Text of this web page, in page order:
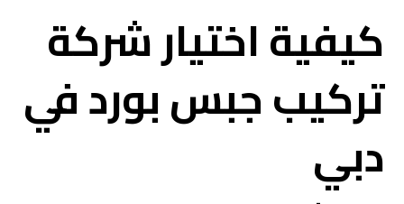
كيفية اختيار شركة
تركيب جبس بورد في
دبي